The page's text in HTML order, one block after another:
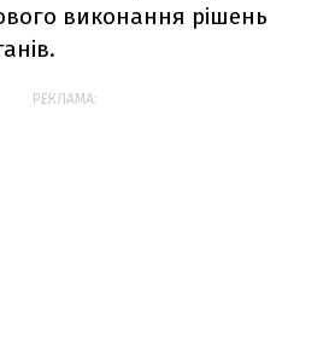
виконання рішень
РЕКЛАМА: